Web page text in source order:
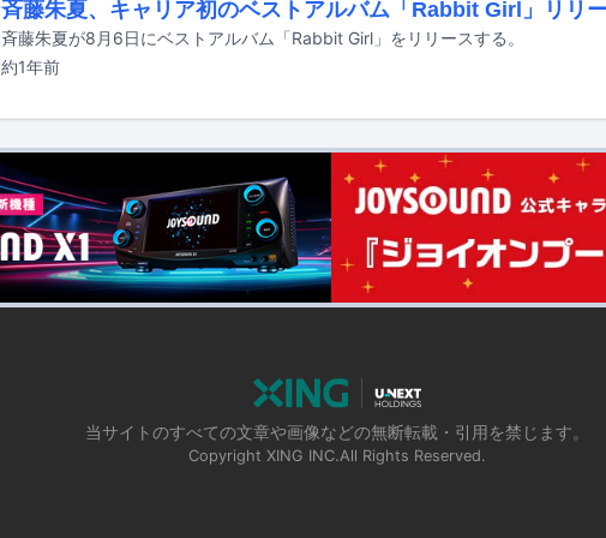
斉藤朱夏、キャリア初のベストアルバム「Rabbit Girl」リリ
斉藤朱夏が8月6日にベストアルバム「Rabbit Girl」をリリースする。
約1年前
当サイトのすべての文章や画像などの無断転載・引用を禁じます。
Copyright XING INC.All Rights Reserved.